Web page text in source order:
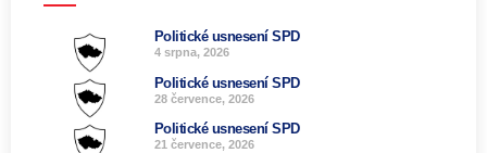
Politické usnesení SPD
4 srpna, 2026
Politické usnesení SPD
28 července, 2026
Politické usnesení SPD
21 července, 2026